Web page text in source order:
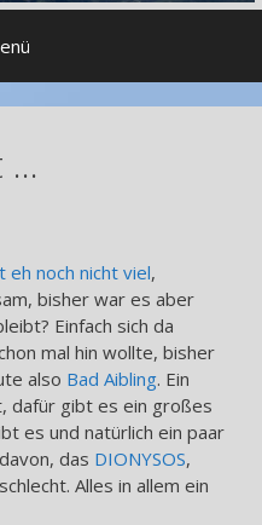
…
eh noch nicht viel,
bisher war es aber
Einfach sich da
mal hin wollte, bisher
also Bad Aibling. Ein
dafür gibt es ein großes
es und natürlich ein paar
das DIONYSOS,
Alles in allem ein